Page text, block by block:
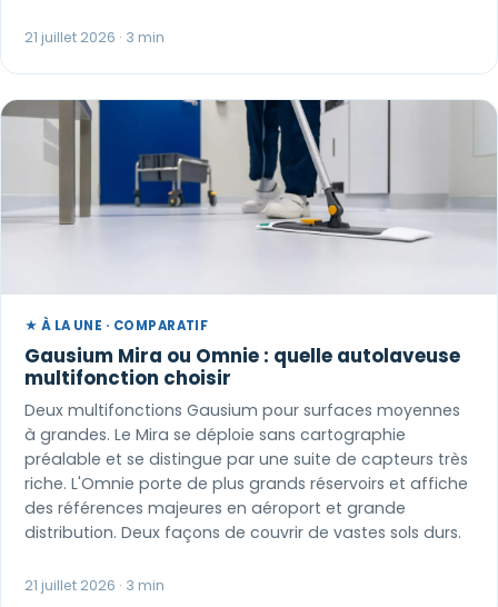
21 juillet 2026 · 3 min
★ À LA UNE · COMPARATIF
Gausium Mira ou Omnie : quelle autolaveuse
multifonction choisir
Deux multifonctions Gausium pour surfaces moyennes
à grandes. Le Mira se déploie sans cartographie
préalable et se distingue par une suite de capteurs très
riche. L'Omnie porte de plus grands réservoirs et affiche
des références majeures en aéroport et grande
distribution. Deux façons de couvrir de vastes sols durs.
21 juillet 2026 · 3 min